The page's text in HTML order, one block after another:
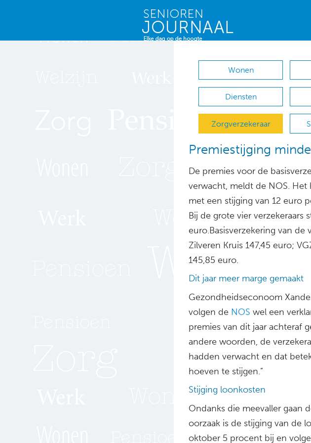
Wonen
Diensten
Zorgverzekeraar
Premiestijging
De premies voor de
verwacht, meldt de NOS. Het
met een stijging van 12 euro
Bij de grote vier verzekeraars
euro.Basisverzekering van de
Zilveren Kruis 147,45 euro;
145,85 euro.
Dit jaar meer marge gemaakt
Gezondheidseconoom
volgen de NOS wel een
premies van dit jaar achteraf
andere woorden, de
hadden verwacht en dat
hoeven te stijgen.”
Stijging loonkosten
Ondanks die meevaller gaan
oorzaak is de stijging van de
oktober 5 procent bij en